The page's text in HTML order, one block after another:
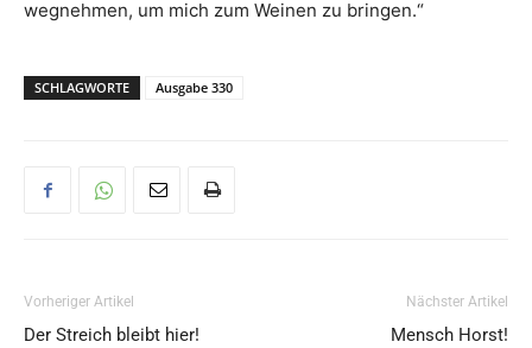
wegnehmen, um mich zum Weinen zu bringen.“
SCHLAGWORTE Ausgabe 330
Vorheriger Artikel
Der Streich bleibt hier!
Nächster Artikel
Mensch Horst!